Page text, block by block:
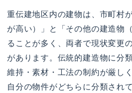
重伝建地区内の建物は、市町村
が高い）」と「その他の建造物
ることが多く、両者で現状変更
があります。伝統的建造物に分
維持・素材・工法の制約が厳し
自分の物件がどちらに分類され